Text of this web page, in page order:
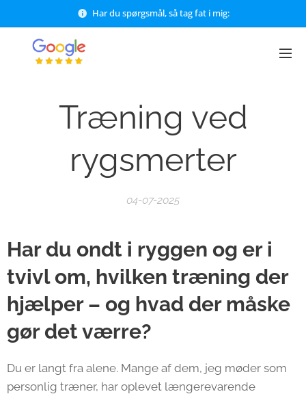
Har du spørgsmål, så tag fat i mig:
Træning ved
rygsmerter
04-07-2025
Har du ondt i ryggen og er i
tvivl om, hvilken træning der
hjælper – og hvad der måske
gør det værre?
Du er langt fra alene. Mange af dem, jeg møder som
personlig træner, har oplevet længerevarende